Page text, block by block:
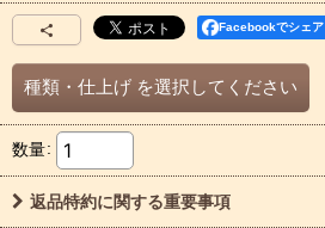
Facebookでシェア
種類・仕上げ を選択してください
数量:
返品特約に関する重要事項